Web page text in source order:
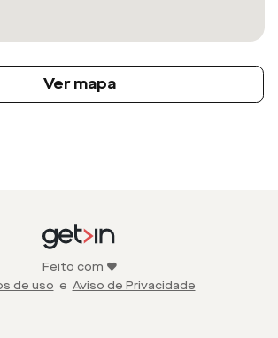
Ver mapa
Feito com ❤️
de uso e Aviso de Privacidade